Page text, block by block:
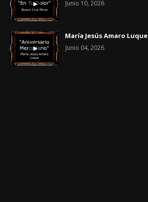
Junio 10, 2026
María Jesús Amaro Luque
Junio 04, 2026